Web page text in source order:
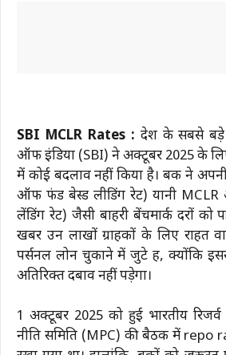
SBI MCLR Rates : देश के सबसे बड़े
ऑफ इंडिया (SBI) ने अक्टूबर 2025 के
में कोई बदलाव नहीं किया है। बैंक ने
ऑफ फंड बेस्ड लीडिंग रेट) यानी MCLR
लेंडिंग रेट) जैसी बाहरी बेंचमार्क दरों को
खबर उन लाखों ग्राहकों के लिए राहत
पर्सनल लोन चुकाने में जुटे हैं, क्योंकि
अतिरिक्त दबाव नहीं पड़ेगा।
1 अक्टूबर 2025 को हुई भारतीय
नीति समिति (MPC) की बैठक में repo